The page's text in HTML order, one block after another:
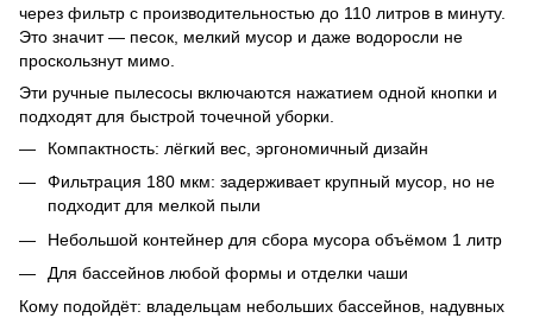
через фильтр с производительностью до 110 литров в минуту.
Это значит — песок, мелкий мусор и даже водоросли не
проскользнут мимо.
Эти ручные пылесосы включаются нажатием одной кнопки и
подходят для быстрой точечной уборки.
Компактность: лёгкий вес, эргономичный дизайн
Фильтрация 180 мкм: задерживает крупный мусор, но не
подходит для мелкой пыли
Небольшой контейнер для сбора мусора объёмом 1 литр
Для бассейнов любой формы и отделки чаши
Кому подойдёт: владельцам небольших бассейнов, надувных